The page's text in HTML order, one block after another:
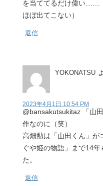
を当ててるだけ偉い……
ほぼ出てこない）
返信
YOKONATSU
2023年4月1日 10:54 PM
@bansakutsukitaz 「山
作なのに（笑）
高畑勲は「山田くん」が
ぐや姫の物語」まで14
た。
返信